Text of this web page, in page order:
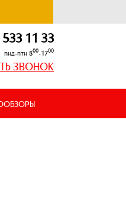
11 33
пнд-птн 800-1700
ЗВОНОК